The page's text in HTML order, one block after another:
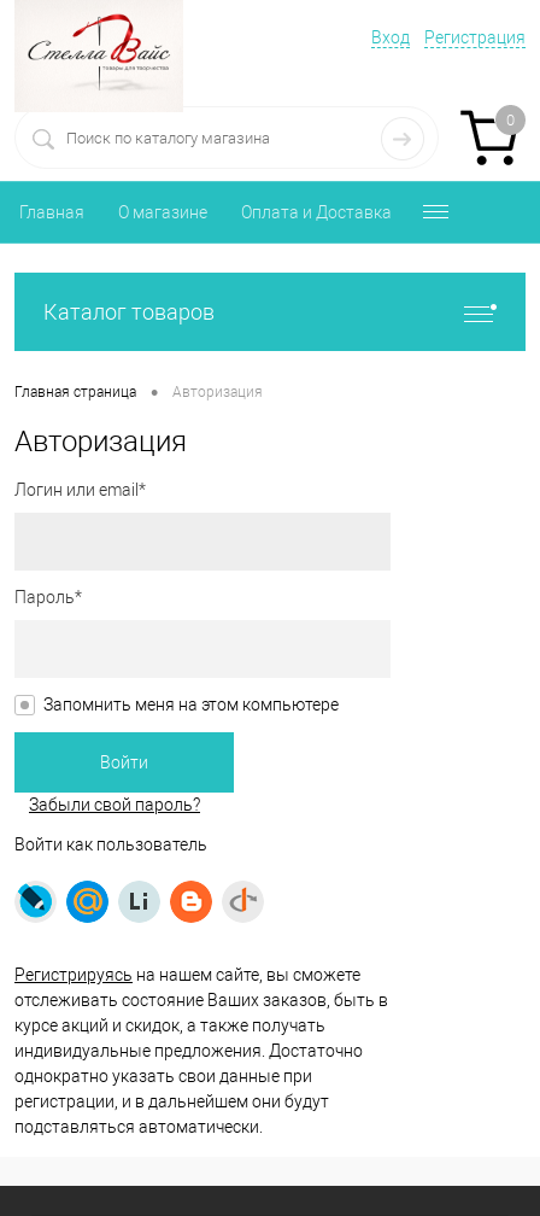
Вход Регистрация
0
Главная О магазине Оплата и Доставка
Каталог товаров
Главная страница • Авторизация
Авторизация
Логин или email*
Пароль*
Запомнить меня на этом компьютере
Забыли свой пароль?
Войти как пользователь
Регистрируясь на нашем сайте, вы сможете
отслеживать состояние Ваших заказов, быть в
курсе акций и скидок, а также получать
индивидуальные предложения. Достаточно
однократно указать свои данные при
регистрации, и в дальнейшем они будут
подставляться автоматически.